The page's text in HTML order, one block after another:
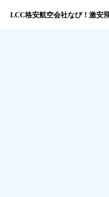
LCC格安航空会社なび！激安